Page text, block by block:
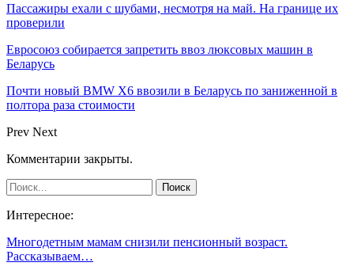
Пассажиры ехали с шубами, несмотря на май. На границе их
проверили
Евросоюз собирается запретить ввоз люксовых машин в
Беларусь
Почти новый BMW X6 ввозили в Беларусь по заниженной в
полтора раза стоимости
Prev Next
Комментарии закрыты.
Интересное:
Многодетным мамам снизили пенсионный возраст.
Рассказываем…